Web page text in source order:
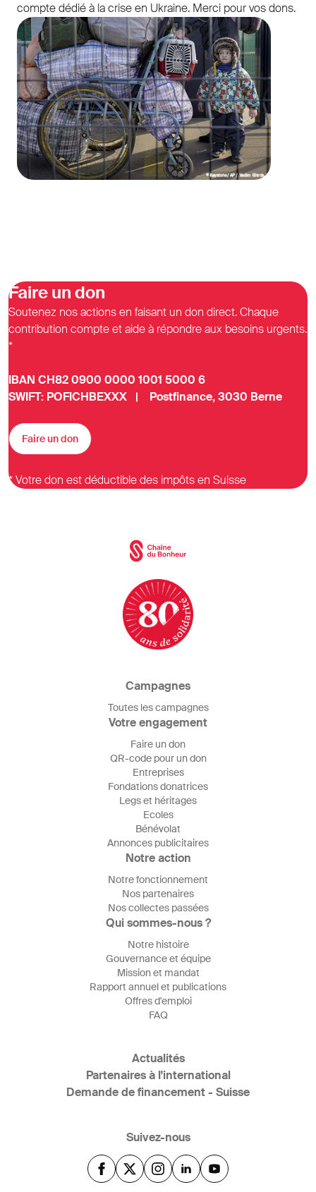
compte dédié à la crise en Ukraine. Merci pour vos dons.
Faire un don
Soutenez nos actions en faisant un don direct. Chaque
contribution compte et aide à répondre aux besoins urgents.
*
IBAN CH82 0900 0000 1001 5000 6
SWIFT: POFICHBEXXX | Postfinance, 3030 Berne
Faire un don
* Votre don est déductible des impôts en Suisse
Campagnes
Toutes les campagnes
Votre engagement
Faire un don
QR-code pour un don
Entreprises
Fondations donatrices
Legs et héritages
Ecoles
Bénévolat
Annonces publicitaires
Notre action
Notre fonctionnement
Nos partenaires
Nos collectes passées
Qui sommes-nous ?
Notre histoire
Gouvernance et équipe
Mission et mandat
Rapport annuel et publications
Offres d'emploi
FAQ
Actualités
Partenaires à l'international
Demande de financement - Suisse
Suivez-nous